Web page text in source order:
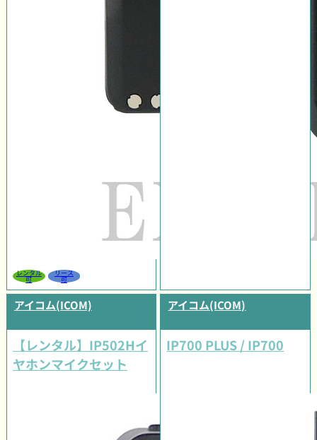
レンタル
可
リース
可
アイコム(ICOM)
【レンタル】IP502Hイ
ヤホンマイクセット
アイコム(ICOM)
IP700 PLUS / IP700